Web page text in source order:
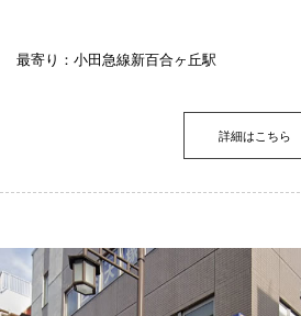
最寄り：小田急線新百合ヶ丘駅
詳細はこちら